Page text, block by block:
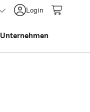
Login
Unternehmen